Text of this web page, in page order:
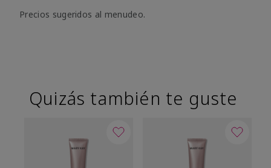
Precios sugeridos al menudeo.
Quizás también te guste